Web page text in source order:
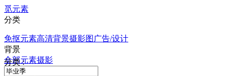
觅元素
分类
免抠元素高清背景摄影图 广告/设计
背景
全部元素摄影
分类 :